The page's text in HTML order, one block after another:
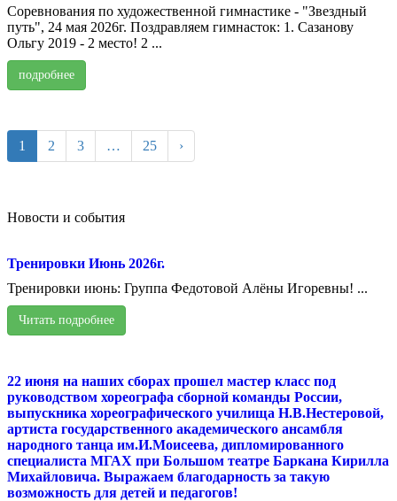
Соревнования по художественной гимнастике - "Звездный
путь", 24 мая 2026г. Поздравляем гимнасток: 1. Сазанову
Ольгу 2019 - 2 место! 2 ...
подробнее
1 2 3 … 25 ›
Новости и события
Тренировки Июнь 2026г.
Тренировки июнь: Группа Федотовой Алёны Игоревны! ...
Читать подробнее
22 июня на наших сборах прошел мастер класс под
руководством хореографа сборной команды России,
выпускника хореографического училища Н.В.Нестеровой,
артиста государственного академического ансамбля
народного танца им.И.Моисеева, дипломированного
специалиста МГАХ при Большом театре Баркана Кирилла
Михайловича. Выражаем благодарность за такую
возможность для детей и педагогов!